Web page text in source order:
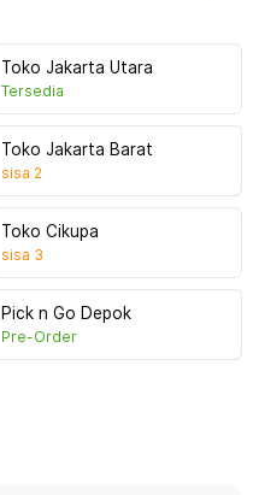
Toko Jakarta Utara
Tersedia
Toko Jakarta Barat
sisa 2
Toko Cikupa
sisa 3
Pick n Go Depok
Pre-Order